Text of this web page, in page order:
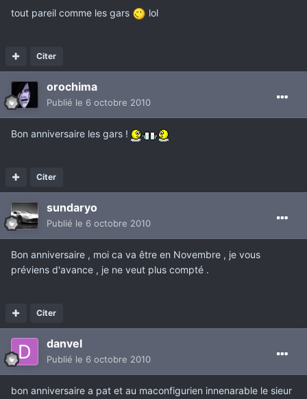
tout pareil comme les gars lol
Citer
orochima
Publié le 6 octobre 2010
Bon anniversaire les gars !
Citer
sundaryo
Publié le 6 octobre 2010
Bon anniversaire , moi ca va être en Novembre , je vous
préviens d'avance , je ne veut plus compté .
Citer
danvel
Publié le 6 octobre 2010
bon anniversaire a pat et au maconfigurien innenarable le sieur